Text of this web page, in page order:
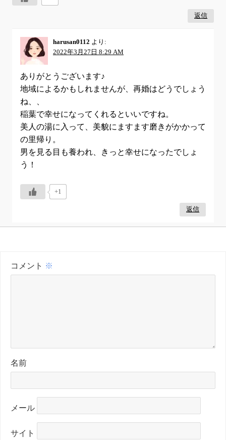
返信
harusan0112 より:
2022年3月27日 8:29 AM
ありがとうございます♪
地域によるかもしれませんが、再婚はどうでしょう
ね、、
稲葉で幸せになってくれるといいですね。
美人の湯に入って、美貌にますます磨きがかかって
の里帰り。
男を見る目も養われ、きっと幸せになったでしょ
う！
+1
返信
コメント ※
名前
メール
サイト